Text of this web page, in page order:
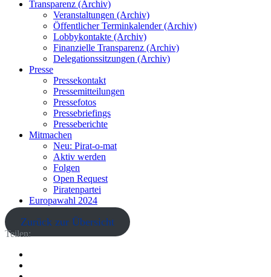
Transparenz (Archiv)
Veranstaltungen (Archiv)
Öffentlicher Terminkalender (Archiv)
Lobbykontakte (Archiv)
Finanzielle Transparenz (Archiv)
Delegationssitzungen (Archiv)
Presse
Pressekontakt
Pressemitteilungen
Pressefotos
Pressebriefings
Presseberichte
Mitmachen
Neu: Pirat-o-mat
Aktiv werden
Folgen
Open Request
Piratenpartei
Europawahl 2024
Zurück zur Übersicht
Teilen: